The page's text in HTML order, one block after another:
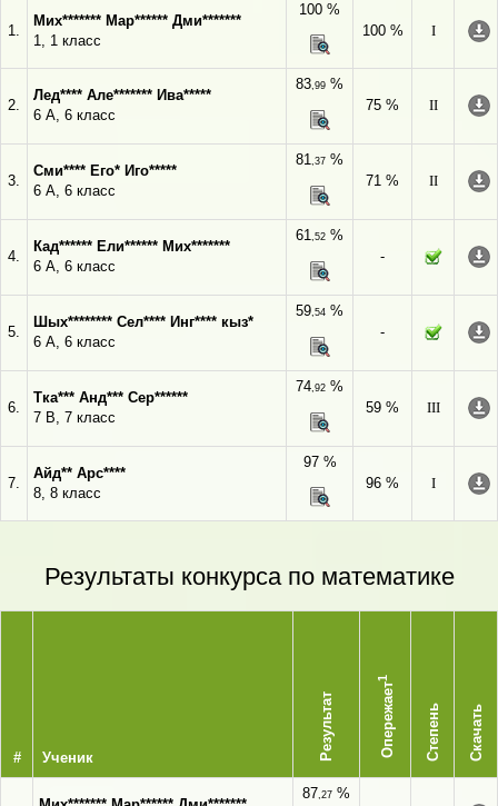
1.
Мих******* Мар****** Дми*******
1, 1 класс
100 %
100 %
I
2.
Лед**** Але******* Ива*****
6 А, 6 класс
83,99 %
75 %
II
3.
Сми**** Его* Иго*****
6 А, 6 класс
81,37 %
71 %
II
4.
Кад****** Ели****** Мих*******
6 А, 6 класс
61,52 %
-
5.
Шых******** Сел**** Инг**** кыз*
6 А, 6 класс
59,54 %
-
6.
Тка*** Анд*** Сер******
7 В, 7 класс
74,92 %
59 %
III
7.
Айд** Арс****
8, 8 класс
97 %
96 %
I
Результаты конкурса по математике
# Ученик Результат Опережает
1
Степень Скачать
87,27 %